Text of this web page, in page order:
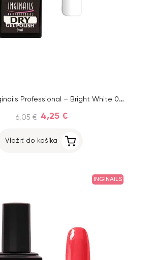
Dry gél lak Inginails Professional – Bright White 01, 9 ml
6,05 € 4,25 €
Vložiť do košíka
INGINAILS